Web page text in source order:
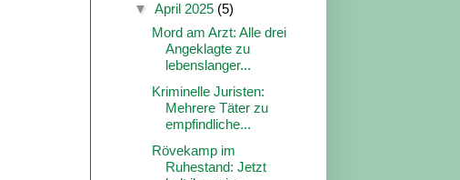
▼ April 2025 (5)
Mord am Arzt: Alle drei
Angeklagte zu
lebenslanger...
Kriminelle Juristen:
Mehrere Täter zu
empfindliche...
Rövekamp im
Ruhestand: Jetzt